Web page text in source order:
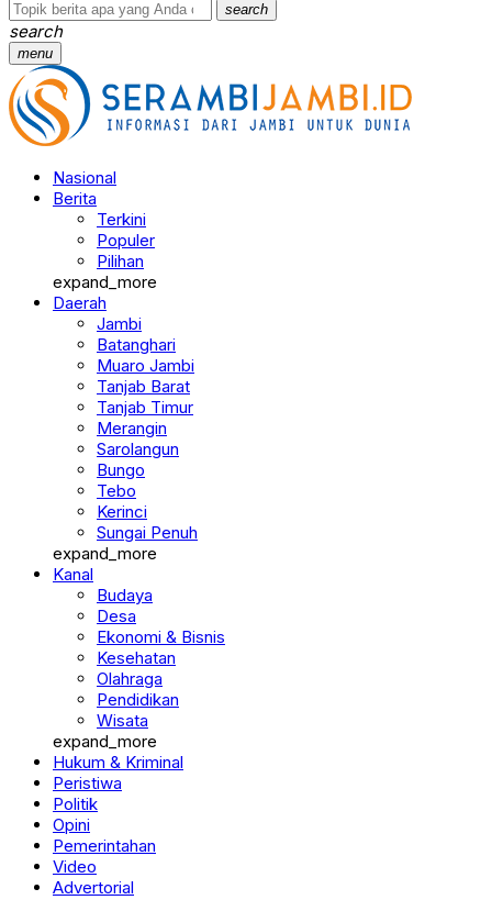
search
search
menu
Nasional
Berita
Terkini
Populer
Pilihan
expand_more
Daerah
Jambi
Batanghari
Muaro Jambi
Tanjab Barat
Tanjab Timur
Merangin
Sarolangun
Bungo
Tebo
Kerinci
Sungai Penuh
expand_more
Kanal
Budaya
Desa
Ekonomi & Bisnis
Kesehatan
Olahraga
Pendidikan
Wisata
expand_more
Hukum & Kriminal
Peristiwa
Politik
Opini
Pemerintahan
Video
Advertorial